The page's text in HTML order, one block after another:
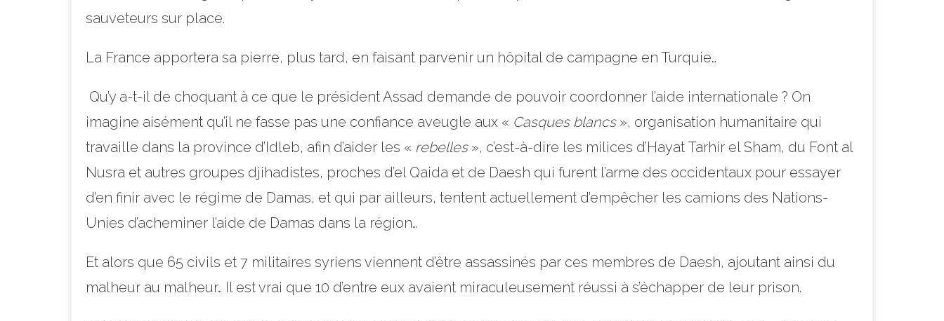
sauveteurs sur place.
La France apportera sa pierre, plus tard, en faisant parvenir un hôpital de campagne en Turquie…
Qu’y a-t-il de choquant à ce que le président Assad demande de pouvoir coordonner l’aide internationale ? On
imagine aisément qu’il ne fasse pas une confiance aveugle aux « Casques blancs», organisation humanitaire qui
travaille dans la province d’Idleb, afin d’aider les « rebelles», c’est-à-dire les milices d’Hayat Tarhir el Sham, du Font al
Nusra et autres groupes djihadistes, proches d’el Qaida et de Daesh qui furent l’arme des occidentaux pour essayer
d’en finir avec le régime de Damas, et qui par ailleurs, tentent actuellement d’empêcher les camions des Nations-
Unies d’acheminer l’aide de Damas dans la région…
Et alors que 65 civils et 7 militaires syriens viennent d’être assassinés par ces membres de Daesh, ajoutant ainsi du
malheur au malheur… Il est vrai que 10 d’entre eux avaient miraculeusement réussi à s’échapper de leur prison.